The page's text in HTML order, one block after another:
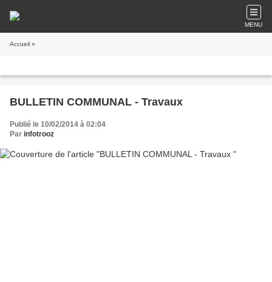
MENU
Accueil »
BULLETIN COMMUNAL - Travaux
Publié le 10/02/2014 à 02:04
Par infotrooz